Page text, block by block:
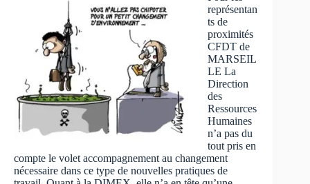
représentan
ts de
proximités
CFDT de
MARSEIL
LE La
Direction
des
Ressources
Humaines
n’a pas du
tout pris en
compte le volet accompagnement au changement
nécessaire dans ce type de nouvelles pratiques de